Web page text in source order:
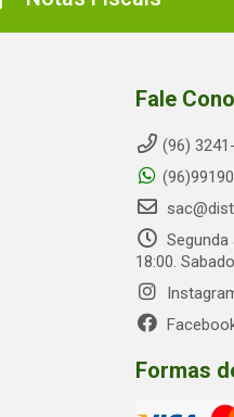
Fale
(96)
Segunda
18:00.
Formas